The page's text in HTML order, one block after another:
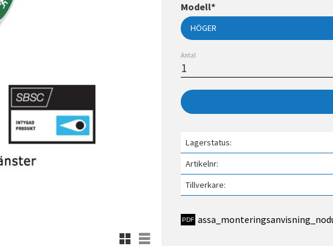
Rutnätsvy
Listvy
Modell*
Antal
Lagerstatus
Artikelnr
Tillverkare